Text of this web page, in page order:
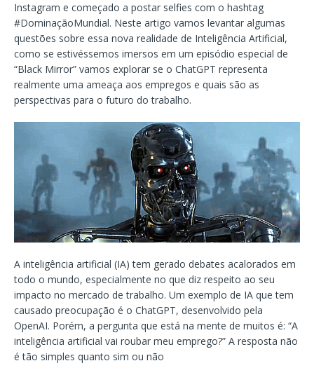
Instagram e começado a postar selfies com o hashtag
#DominaçãoMundial. Neste artigo vamos levantar algumas
questões sobre essa nova realidade de Inteligência Artificial,
como se estivéssemos imersos em um episódio especial de
“Black Mirror” vamos explorar se o ChatGPT representa
realmente uma ameaça aos empregos e quais são as
perspectivas para o futuro do trabalho.
A inteligência artificial (IA) tem gerado debates acalorados em
todo o mundo, especialmente no que diz respeito ao seu
impacto no mercado de trabalho. Um exemplo de IA que tem
causado preocupação é o ChatGPT, desenvolvido pela
OpenAI. Porém, a pergunta que está na mente de muitos é: “A
inteligência artificial vai roubar meu emprego?” A resposta não
é tão simples quanto sim ou não